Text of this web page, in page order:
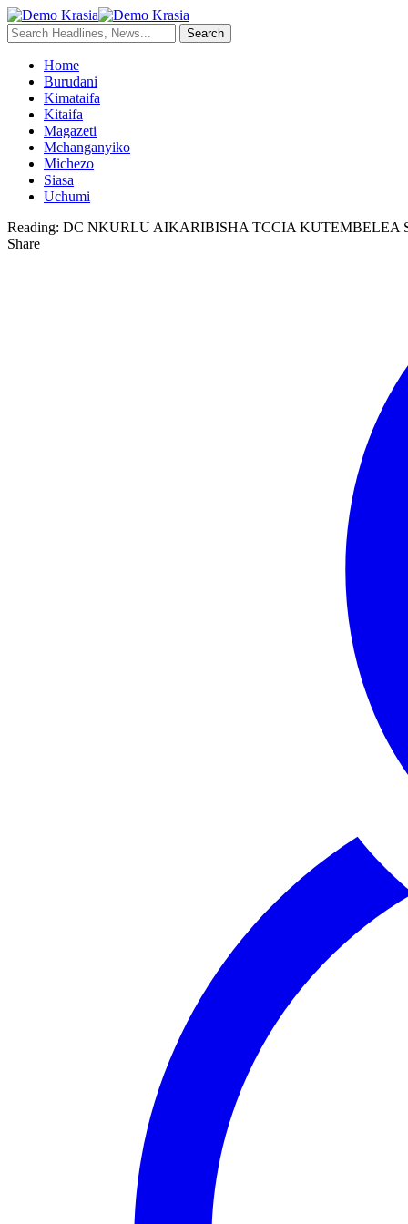
Home
Burudani
Kimataifa
Kitaifa
Magazeti
Mchanganyiko
Michezo
Siasa
Uchumi
Reading: DC NKURLU AIKARIBISHA TCCIA KUTEMBELEA
Share